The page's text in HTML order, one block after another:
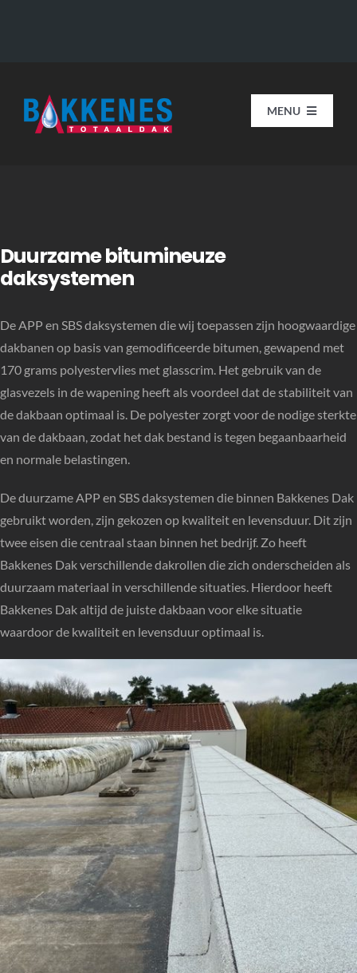
MENU
Diensten
Contact
Duurzame bitumineuze
daksystemen
De APP en SBS daksystemen die wij toepassen zijn hoogwaardige
dakbanen op basis van gemodificeerde bitumen, gewapend met
170 grams polyestervlies met glasscrim. Het gebruik van de
glasvezels in de wapening heeft als voordeel dat de stabiliteit van
de dakbaan optimaal is. De polyester zorgt voor de nodige sterkte
van de dakbaan, zodat het dak bestand is tegen begaanbaarheid
en normale belastingen.
De duurzame APP en SBS daksystemen die binnen Bakkenes Dak
gebruikt worden, zijn gekozen op kwaliteit en levensduur. Dit zijn
twee eisen die centraal staan binnen het bedrijf. Zo heeft
Bakkenes Dak verschillende dakrollen die zich onderscheiden als
duurzaam materiaal in verschillende situaties. Hierdoor heeft
Bakkenes Dak altijd de juiste dakbaan voor elke situatie
waardoor de kwaliteit en levensduur optimaal is.